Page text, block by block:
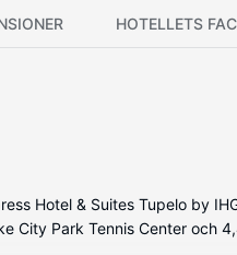
HOTELLETS
Hotel & Suites Tupelo by
City Park Tennis Center och